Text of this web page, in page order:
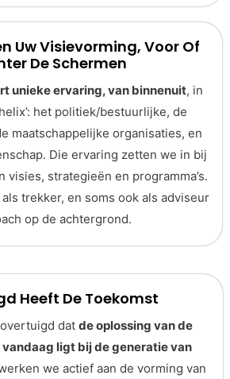
Uw Visievorming, Voor Of
De Schermen
unieke ervaring, van binnenuit, in
het politiek/bestuurlijke, de
maatschappelijke organisaties, en
Die ervaring zetten we in bij
visies, strategieën en programma’s.
trekker, en soms ook als adviseur
op de achtergrond.
Heeft De Toekomst
dat de oplossing van de
ligt bij de generatie van
we actief aan de vorming van